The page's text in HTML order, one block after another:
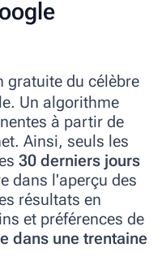
gratuite du célèbre
Un algorithme
à partir de
Ainsi, seuls les
30 derniers jours
dans l'aperçu des
résultats en
et préférences de
dans une trentaine